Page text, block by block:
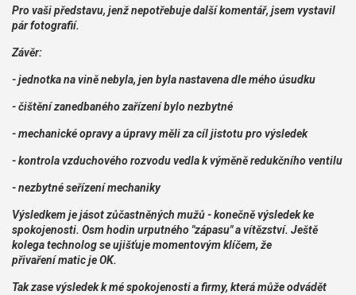
Pro vaši představu, jenž nepotřebuje další komentář, jsem vystavil
pár fotografií.
Závěr:
- jednotka na vině nebyla, jen byla nastavena dle mého úsudku
- čištění zanedbaného zařízení bylo nezbytné
- mechanické opravy a úpravy měli za cíl jistotu pro výsledek
- kontrola vzduchového rozvodu vedla k výměně redukčního ventilu
- nezbytné seřízení mechaniky
Výsledkem je jásot zůčastněných mužů - konečně výsledek ke
spokojenosti. Osm hodin urputného "zápasu" a vítězství. Ještě
kolega technolog se ujišťuje momentovým klíčem, že
přivaření matic je OK.
Tak zase výsledek k mé spokojenosti a firmy, která může odvádět